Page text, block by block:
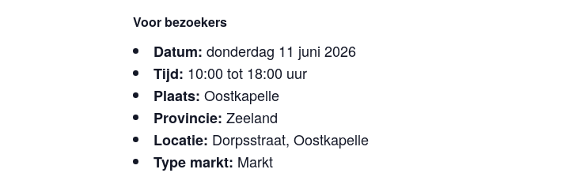
Voor bezoekers
Datum: donderdag 11 juni 2026
Tijd: 10:00 tot 18:00 uur
Plaats: Oostkapelle
Provincie: Zeeland
Locatie: Dorpsstraat, Oostkapelle
Type markt: Markt